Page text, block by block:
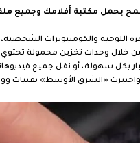
بحمل مكتبة أفلامك وجميع
اللوحية والكومبيوترات
خلال وحدات تخزين محمولة
بكل سهولة، أو نقل جميع